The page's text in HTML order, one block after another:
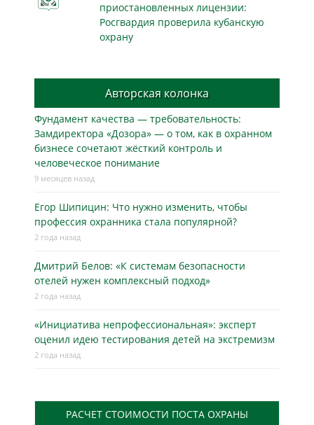
приостановленных лицензии:
Росгвардия проверила кубанскую
охрану
Авторская колонка
Фундамент качества — требовательность:
Замдиректора «Дозора» — о том, как в охранном
бизнесe сочетают жёсткий контроль и
человеческое понимание
9 месяцев назад
Егор Шипицин: Что нужно изменить, чтобы
профессия охранника стала популярной?
2 года назад
Дмитрий Белов: «К системам безопасности
отелей нужен комплексный подход»
2 года назад
«Инициатива непрофессиональная»: эксперт
оценил идею тестирования детей на экстремизм
2 года назад
РАСЧЕТ СТОИМОСТИ ПОСТА ОХРАНЫ